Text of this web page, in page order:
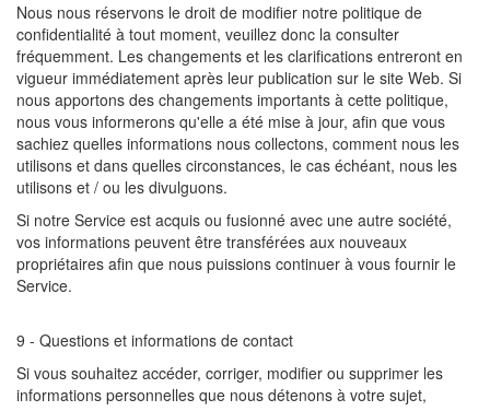
Nous nous réservons le droit de modifier notre politique de
confidentialité à tout moment, veuillez donc la consulter
fréquemment. Les changements et les clarifications entreront en
vigueur immédiatement après leur publication sur le site Web. Si
nous apportons des changements importants à cette politique,
nous vous informerons qu'elle a été mise à jour, afin que vous
sachiez quelles informations nous collectons, comment nous les
utilisons et dans quelles circonstances, le cas échéant, nous les
utilisons et / ou les divulguons.
Si notre Service est acquis ou fusionné avec une autre société,
vos informations peuvent être transférées aux nouveaux
propriétaires afin que nous puissions continuer à vous fournir le
Service.
9 - Questions et informations de contact
Si vous souhaitez accéder, corriger, modifier ou supprimer les
informations personnelles que nous détenons à votre sujet,